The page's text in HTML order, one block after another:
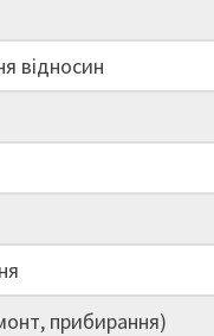
відносин
прибирання)